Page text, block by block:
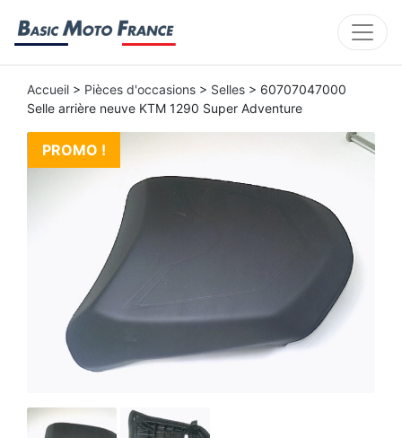
Accueil > Pièces d'occasions > Selles > 60707047000
Selle arrière neuve KTM 1290 Super Adventure
PROMO !